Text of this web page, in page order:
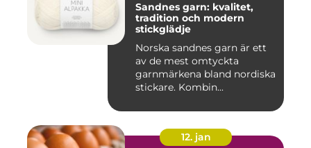
Sandnes garn: kvalitet,
tradition och modern
stickglädje
Norska sandnes garn är ett
av de mest omtyckta
garnmärkena bland nordiska
stickare. Kombin...
12. jan